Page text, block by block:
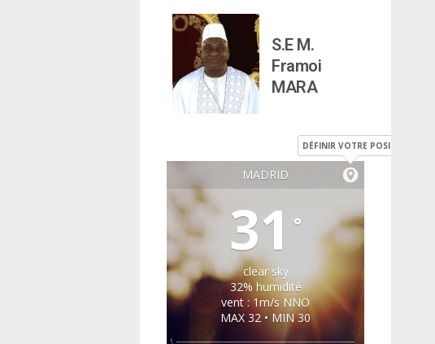
S.E M.
Framoi
MARA
MADRID
DÉFINIR VOTRE POSITION
31 °
clear sky
32% humidité
vent : 1m/s NNO
MAX 32 • MIN 30